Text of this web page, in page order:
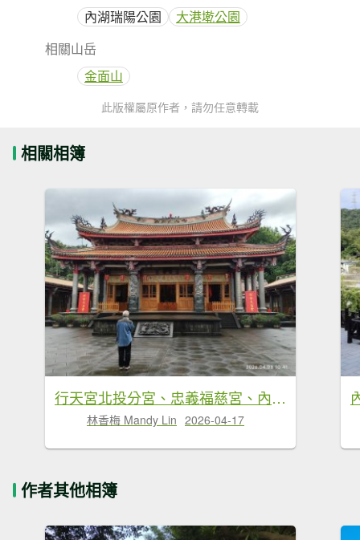
內湖瑞陽公園
大港墘公園
相關山岳
金面山
此版權屬原作者，請勿任意轉載
相關相簿
行天宮北投分宮、忠義福慈宮、內湖大港墘公園
林香梅 Mandy Lin 2026-04-17
作者其他相簿